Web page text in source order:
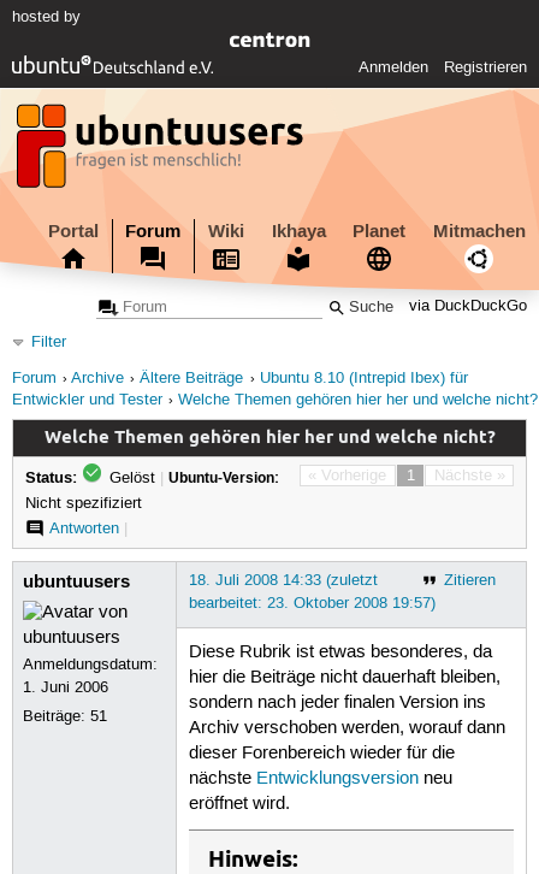
hosted by
Anmelden Registrieren
Portal Forum Wiki Ikhaya Planet Mitmachen
via DuckDuckGo
Filter
Forum
Archive Ältere Beiträge
Ubuntu 8.10 (Intrepid Ibex) für
Entwickler und Tester
Welche Themen gehören hier her und welche nicht?
Welche Themen gehören hier her und welche nicht?
« Vorherige 1 Nächste »
Status: Gelöst | Ubuntu-Version:
Nicht spezifiziert
Antworten|
ubuntuusers
Anmeldungsdatum:
1. Juni 2006
Beiträge:51
Zitieren
18. Juli 2008 14:33 (zuletzt
bearbeitet: 23. Oktober 2008 19:57)
Diese Rubrik ist etwas besonderes, da
hier die Beiträge nicht dauerhaft bleiben,
sondern nach jeder finalen Version ins
Archiv verschoben werden, worauf dann
dieser Forenbereich wieder für die
nächste Entwicklungsversionneu
eröffnet wird.
Hinweis: